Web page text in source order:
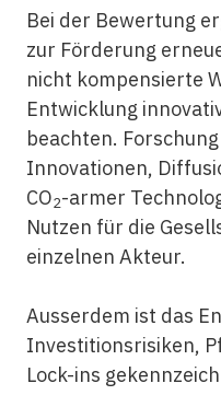
Bei der Bewertung
zur Förderung
nicht kompensierte
Entwicklung
beachten.
Innovationen,
CO2-armer
Nutzen für die
einzelnen Akteur.
Ausserdem ist das
Investitionsrisiken,
Lock-ins